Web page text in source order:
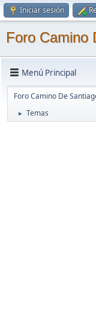
Iniciar sesión
Foro Camino
Menú Principal
Foro Camino De
► Temas